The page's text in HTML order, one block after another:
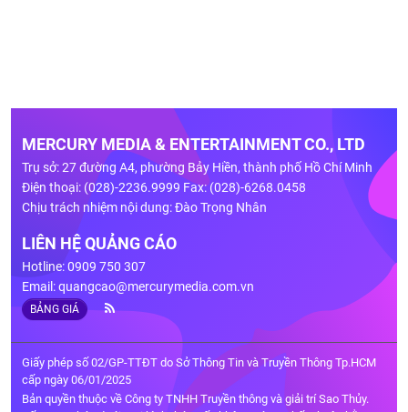
MERCURY MEDIA & ENTERTAINMENT CO., LTD
Trụ sở: 27 đường A4, phường Bảy Hiền, thành phố Hồ Chí Minh
Điện thoại: (028)-2236.9999 Fax: (028)-6268.0458
Chịu trách nhiệm nội dung: Đào Trọng Nhân
LIÊN HỆ QUẢNG CÁO
Hotline: 0909 750 307
Email:quangcao@mercurymedia.com.vn
BẢNG GIÁ
Giấy phép số 02/GP-TTĐT do Sở Thông Tin và Truyền Thông Tp.HCM
cấp ngày 06/01/2025
Bản quyền thuộc về Công ty TNHH Truyền thông và giải trí Sao Thủy.